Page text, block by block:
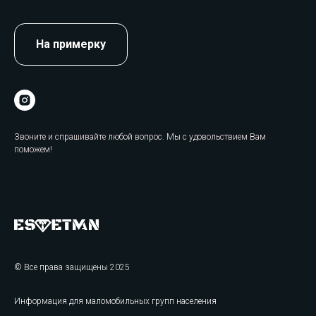
На примерку
Звоните и спрашивайте любой вопрос. Мы с удовольствием Вам
поможем!
© Все права защищены 2025
Информация для маломобильных групп населения